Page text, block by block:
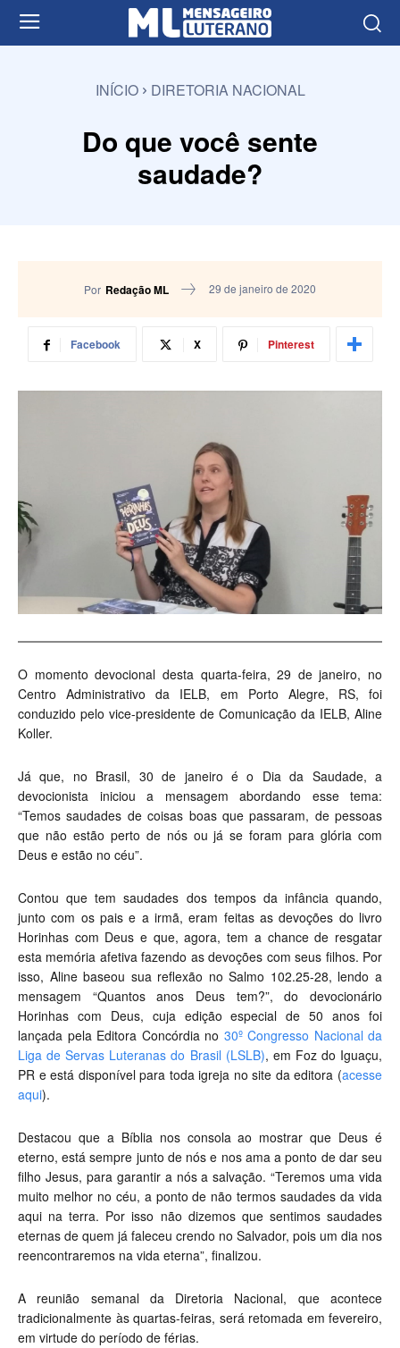
INÍCIO DIRETORIA NACIONAL
Do que você sente
saudade?
Por Redação ML 29 de janeiro de 2020
Facebook X Pinterest
O momento devocional desta quarta-feira, 29 de janeiro, no
Centro Administrativo da IELB, em Porto Alegre, RS, foi
conduzido pelo vice-presidente de Comunicação da IELB, Aline
Koller.
Já que, no Brasil, 30 de janeiro é o Dia da Saudade, a
devocionista iniciou a mensagem abordando esse tema:
“Temos saudades de coisas boas que passaram, de pessoas
que não estão perto de nós ou já se foram para glória com
Deus e estão no céu”.
Contou que tem saudades dos tempos da infância quando,
junto com os pais e a irmã, eram feitas as devoções do livro
Horinhas com Deus e que, agora, tem a chance de resgatar
esta memória afetiva fazendo as devoções com seus filhos. Por
isso, Aline baseou sua reflexão no Salmo 102.25-28, lendo a
mensagem “Quantos anos Deus tem?”, do devocionário
Horinhas com Deus, cuja edição especial de 50 anos foi
lançada pela Editora Concórdia no 30º Congresso Nacional da
Liga de Servas Luteranas do Brasil (LSLB), em Foz do Iguaçu,
PR e está disponível para toda igreja no site da editora (acesse
aqui).
Destacou que a Bíblia nos consola ao mostrar que Deus é
eterno, está sempre junto de nós e nos ama a ponto de dar seu
filho Jesus, para garantir a nós a salvação. “Teremos uma vida
muito melhor no céu, a ponto de não termos saudades da vida
aqui na terra. Por isso não dizemos que sentimos saudades
eternas de quem já faleceu crendo no Salvador, pois um dia nos
reencontraremos na vida eterna”, finalizou.
A reunião semanal da Diretoria Nacional, que acontece
tradicionalmente às quartas-feiras, será retomada em fevereiro,
em virtude do período de férias.